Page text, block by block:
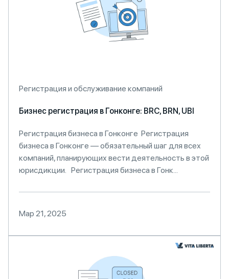
Регистрация и обслуживание компаний
Бизнес регистрация в Гонконге: BRC, BRN, UBI
Регистрация бизнеса в Гонконге Регистрация
бизнеса в Гонконге — обязательный шаг для всех
компаний, планирующих вести деятельность в этой
юрисдикции. Регистрация бизнеса в Гонк...
Мар 21, 2025